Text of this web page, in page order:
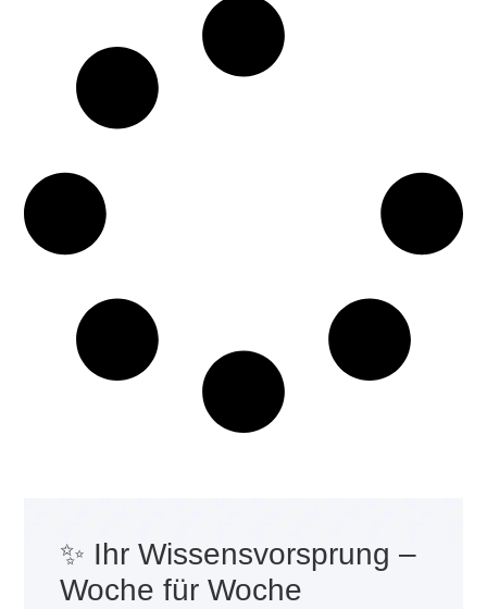
✨ Ihr Wissensvorsprung –
Woche für Woche